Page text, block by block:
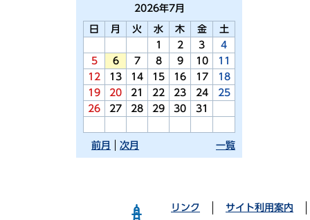
2026年7月
日 月 火 水 木 金
土
1
2 3
4
5
6 7 8 9 10
11
12
13 14 15 16 17
18
19
20 21 22 23 24
25
26
27 28 29 30 31
前月 一覧
次月
リンク サイト利用案内